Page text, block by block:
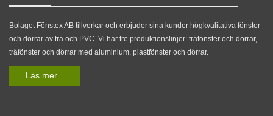
Bolaget Fönstex AB tillverkar och erbjuder sina kunder högkvalitativa fönster
och dörrar av trä och PVC. Vi har tre produktionslinjer: träfönster och dörrar,
träfönster och dörrar med aluminium, plastfönster och dörrar.
Läs mer...